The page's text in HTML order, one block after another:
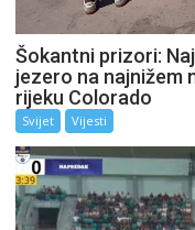
Šokantni prizori:
jezero na najnižem
rijeku Colorado
Svijet Vijesti